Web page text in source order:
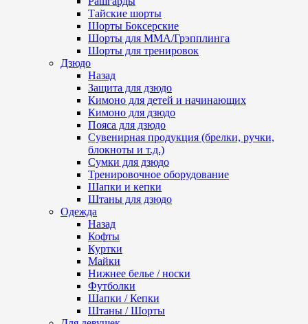
Тайские шорты
Шорты Боксерские
Шорты для ММА/Грэпплинга
Шорты для тренировок
Дзюдо
Назад
Защита для дзюдо
Кимоно для детей и начинающих
Кимоно для дзюдо
Пояса для дзюдо
Сувенирная продукция (брелки, ручки,
блокноты и т.д.)
Сумки для дзюдо
Тренировочное оборудование
Шапки и кепки
Штаны для дзюдо
Одежда
Назад
Кофты
Куртки
Майки
Нижнее белье / носки
Футболки
Шапки / Кепки
Штаны / Шорты